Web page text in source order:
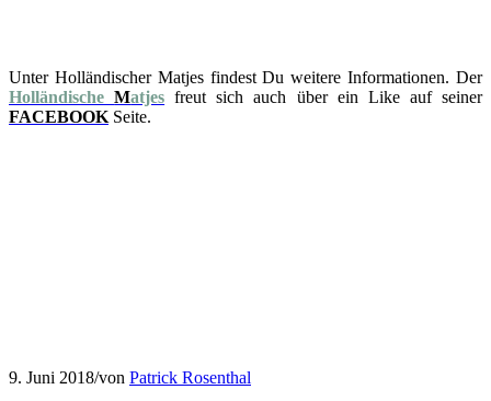
Unter Holländischer Matjes findest Du weitere Informationen. Der
HolländischeMatjes freut sich auch über ein Like auf seiner
FACEBOOK Seite.
9. Juni 2018/von Patrick Rosenthal